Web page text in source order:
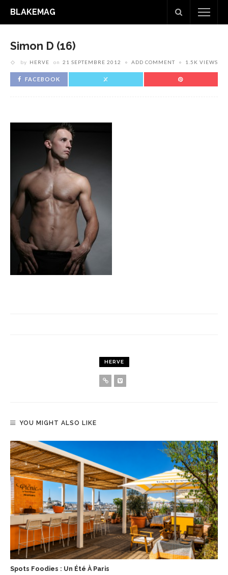
BLAKEMAG
Simon D (16)
by HERVE on 21 SEPTEMBRE 2012 ADD COMMENT 1.5K VIEWS
FACEBOOK
HERVE
YOU MIGHT ALSO LIKE
Spots Foodies : Un Été À Paris